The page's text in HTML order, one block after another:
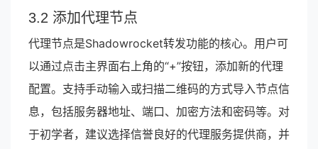
3.2 添加代理节点
代理节点是Shadowrocket转发功能的核心。用户可
以通过点击主界面右上角的“+”按钮，添加新的代理
配置。支持手动输入或扫描二维码的方式导入节点信
息，包括服务器地址、端口、加密方法和密码等。对
于初学者，建议选择信誉良好的代理服务提供商，并